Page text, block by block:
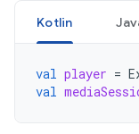
Kotlin
val player =
val